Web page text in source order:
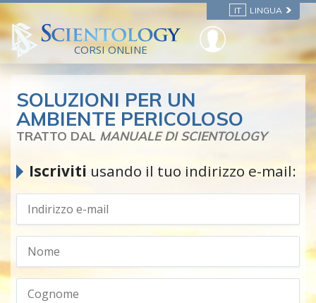
IT LINGUA
CORSI ONLINE
SOLUZIONI PER UN
AMBIENTE PERICOLOSO
TRATTO DAL MANUALE DI SCIENTOLOGY
Iscriviti usando il tuo indirizzo e-mail: